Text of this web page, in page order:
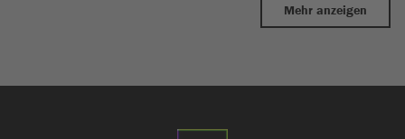
Mehr anzeigen